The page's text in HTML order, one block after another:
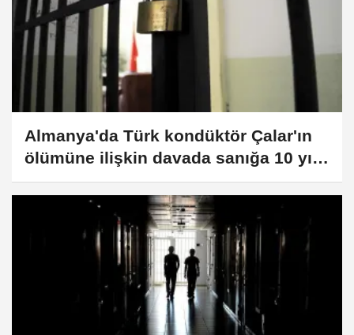
Almanya'da Türk kondüktör Çalar'ın
ölümüne ilişkin davada sanığa 10 yıl
hapis cezası